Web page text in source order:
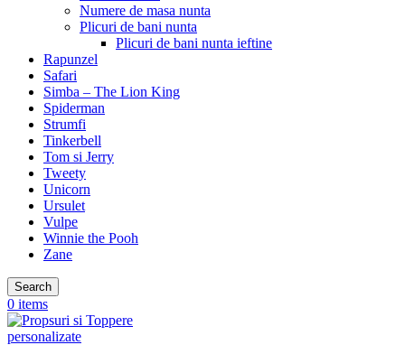
Numere de masa nunta
Plicuri de bani nunta
Plicuri de bani nunta ieftine
Rapunzel
Safari
Simba – The Lion King
Spiderman
Strumfi
Tinkerbell
Tom si Jerry
Tweety
Unicorn
Ursulet
Vulpe
Winnie the Pooh
Zane
Search
0 items